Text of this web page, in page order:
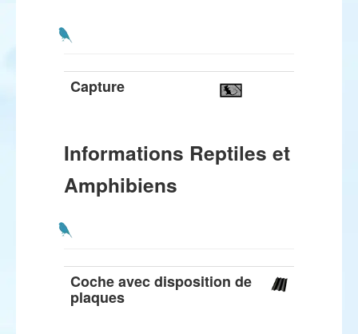
Capture
Informations Reptiles et
Amphibiens
Coche avec disposition de
plaques